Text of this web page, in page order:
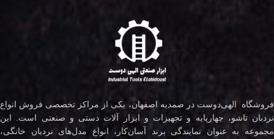
فروشگاه الهی‌دوست در صمدیه اصفهان، یکی از مراکز تخصصی فروش انواع
نردبان تاشو، چهارپایه و تجهیزات و ابزار آلات دستی و صنعتی است. این
مجموعه به عنوان نمایندگی برند آسان‌کار، انواع مدل‌های نردبان خانگی،